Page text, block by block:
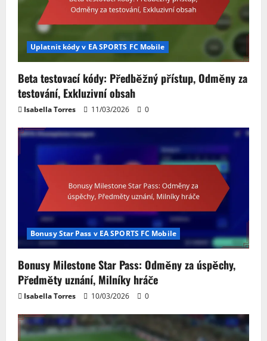
Uplatnit kódy v EA SPORTS FC Mobile
Beta testovací kódy: Předběžný přístup, Odměny za
testování, Exkluzivní obsah
Isabella Torres 11/03/2026 0
Bonusy Star Pass v EA SPORTS FC Mobile
Bonusy Milestone Star Pass: Odměny za úspěchy,
Předměty uznání, Milníky hráče
Isabella Torres 10/03/2026 0